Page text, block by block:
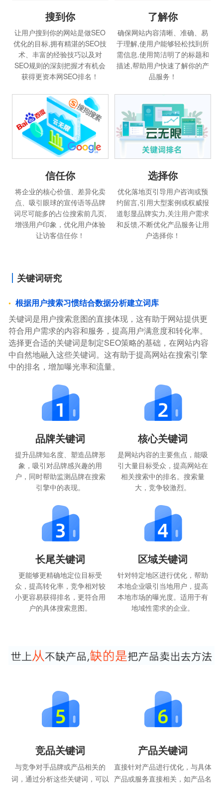
搜到你
让用户搜到你的网站是做SEO
优化的目标,拥有精湛的SEO技
术、丰富的经验技巧以及对
SEO规则的深刻把握才有机会
获得更资本网SEO排名！
了解你
确保网站内容清晰、准确、易
于理解,使用户能够轻松找到所
需信息.使用简洁明了的标题和
描述,帮助用户快速了解你的产
品服务！
信任你
将企业的核心价值、差异化卖
点、吸引眼球的宣传语等品牌
词尽可能多的占位搜索前几页,
增强用户印象，优化用户体验
让访客信任你！
选择你
优化落地页引导用户咨询或预
约留言,引用大型案例或权威报
道彰显品牌实力,关注用户需求
和反馈,不断优化产品服务让用
户选择你！
关键词研究
根据用户搜索习惯结合数据分析建立词库
关键词是用户搜索意图的直接体现，这有助于网站提供更
符合用户需求的内容和服务，提高用户满意度和转化率。
选择更合适的关键词是制定SEO策略的基础，在网站内容
中自然地融入这些关键词。这有助于提高网站在搜索引擎
中的排名，增加曝光率和流量。
品牌关键词
提升品牌知名度、塑造品牌形
象，吸引对品牌感兴趣的用
户，同时帮助监测品牌在搜索
引擎中的表现。
核心关键词
是网站内容的主要焦点，能吸
引大量目标受众，提高网站在
相关搜索中的排名。搜索量
大，竞争较激烈。
长尾关键词
更能够更精确地定位目标受
众，提高转化率，竞争相对较
小更容易获得排名，更符合用
户的具体搜索意图。
区域关键词
针对特定地区进行优化，帮助
本地企业吸引当地用户，提高
本地市场的曝光度。适用于有
地域性需求的企业。
竞品关键词
与竞争对手品牌或产品相关的
词，通过分析这些关键词，可以
产品关键词
直接针对产品进行优化，与具体
产品或服务直接相关，如产品名